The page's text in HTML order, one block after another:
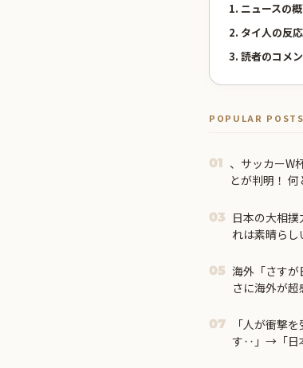
1. ニュースの
2. タイ人の反応
3. 読者のコメ
POPULAR
01 、サッカーW
とが判明！
03
日本の大相
れは素晴らし
05 海外「さす
さに海外が超
07
「人が衝撃
す‥」→「日